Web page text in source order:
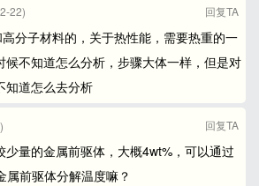
22) 回复TA
分子材料的，关于热性能，需要热重的一
候不知道怎么分析，步骤大体一样，但是对
知道怎么去分析
回复TA
少量的金属前驱体，大概4wt%，可以通过
属前驱体分解温度嘛？